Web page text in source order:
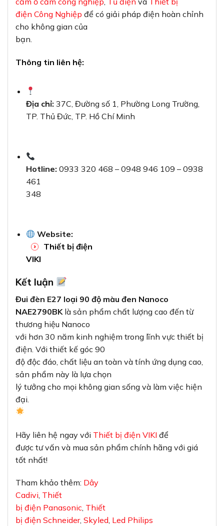
điện Công Nghiệp để có giải pháp điện hoàn chỉnh
cho không gian của
bạn.
Thông tin liên hệ:
Địa chỉ: 37C, Đường số 1, Phường Long Trường,
TP. Thủ Đức, TP. Hồ Chí Minh
Hotline: 0933 320 468 – 0948 946 109 – 0938
461
348
Website:
Thiết bị điện
VIKI
Kết luận
Đui đèn E27 loại 90 độ màu đen Nanoco
NAE2790BK là sản phẩm chất lượng cao đến từ
thương hiệu Nanoco
với hơn 30 năm kinh nghiệm trong lĩnh vực thiết bị
điện. Với thiết kế góc 90
độ độc đáo, chất liệu an toàn và tính ứng dụng cao,
sản phẩm này là lựa chọn
lý tưởng cho mọi không gian sống và làm việc hiện
đại.
Hãy liên hệ ngay với Thiết bị điện VIKI để
được tư vấn và mua sản phẩm chính hãng với giá
tốt nhất!
Tham khảo thêm: Dây
Cadivi, Thiết
bị điện Panasonic, Thiết
bị điện Schneider, Skyled, Led Philips